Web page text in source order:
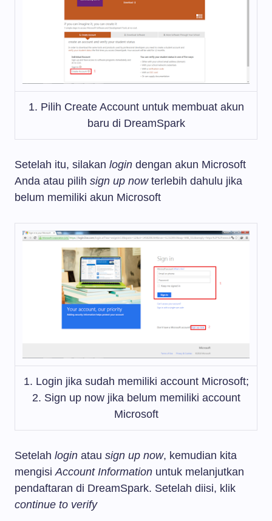
1. Pilih Create Account untuk membuat akun
baru di DreamSpark
Setelah itu, silakan login dengan akun Microsoft
Anda atau pilih sign up now terlebih dahulu jika
belum memiliki akun Microsoft
1. Login jika sudah memiliki account Microsoft;
2. Sign up now jika belum memiliki account
Microsoft
Setelah login atau sign up now, kemudian kita
mengisiAccount Information untuk melanjutkan
pendaftaran di DreamSpark. Setelah diisi, klik
continue to verify